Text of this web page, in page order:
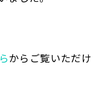
からご覧いただけ